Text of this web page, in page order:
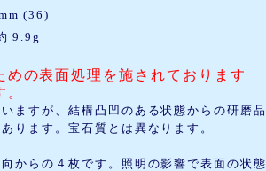
(36)
9.9g
の表面処理を施されております
ますが、結構凸凹のある状態からの研磨品
ります。宝石質とは異なります。
からの４枚です。照明の影響で表面の状態